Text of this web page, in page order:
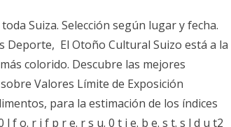
Suiza. Selección según lugar y fecha.
Deporte, El Otoño Cultural Suizo está a la
colorido. Descubre las mejores
Valores Límite de Exposición
para la estimación de los índices
l f o. r i f p r e. r s u. 0 t i e. b e. s t. s l d u t2